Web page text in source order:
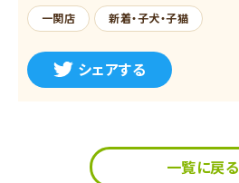
一関店 新着・子犬・子猫
シェアする
一覧に戻る